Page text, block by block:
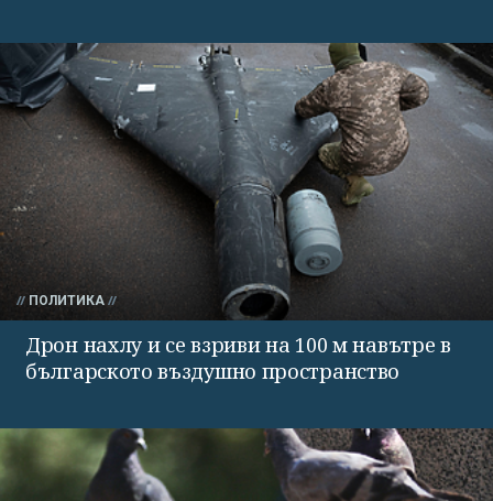
ПОЛИТИКА
Дрон нахлу и се взриви на 100 м навътре в
българското въздушно пространство